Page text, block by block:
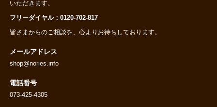
いただきます。
フリーダイヤル：0120-702-817
皆さまからのご相談を、心よりお待ちしております。
メールアドレス
shop@nories.info
電話番号
073-425-4305